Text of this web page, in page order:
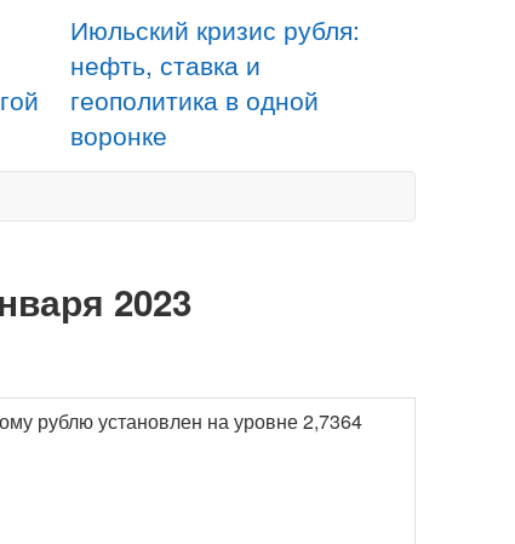
Июльский кризис рубля:
нефть, ставка и
геополитика в одной
воронке
2023
рублю установлен на уровне 2,7364